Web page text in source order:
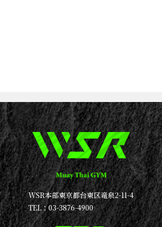
WSR本部東京都台東区竜泉2-11-4
TEL：03-3876-4900